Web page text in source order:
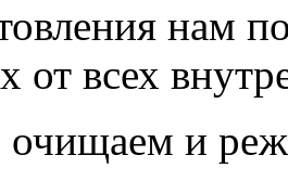
нам
от всех
очищаем и